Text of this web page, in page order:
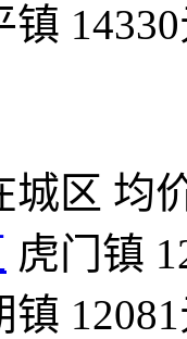
镇
城区 均
虎门镇
镇